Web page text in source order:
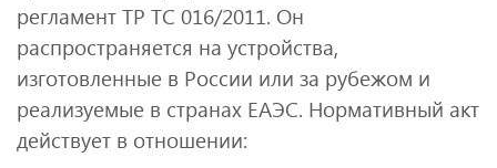
регламент ТР ТС 016/2011. Он
распространяется на устройства,
изготовленные в России или за рубежом и
реализуемые в странах ЕАЭС. Нормативный акт
действует в отношении: